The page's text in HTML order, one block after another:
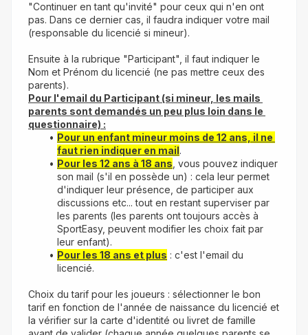
"Continuer en tant qu'invité" pour ceux qui n'en ont
pas. Dans ce dernier cas, il faudra indiquer votre mail
(responsable du licencié si mineur).
Ensuite à la rubrique "Participant", il faut indiquer le
Nom et Prénom du licencié (ne pas mettre ceux des
parents).
Pour l'email du Participant (si mineur, les mails
parents sont demandés un peu plus loin dans le
questionnaire) :
Pour un enfant mineur moins de 12 ans, il ne
faut rien indiquer en mail.
Pour les 12 ans à 18 ans , vous pouvez indiquer
son mail (s'il en possède un) : cela leur permet
d'indiquer leur présence, de participer aux
discussions etc... tout en restant superviser par
les parents (les parents ont toujours accès à
SportEasy, peuvent modifier les choix fait par
leur enfant).
Pour les 18 ans et plus : c'est l'email du
licencié.
Choix du tarif pour les joueurs : sélectionner le bon
tarif en fonction de l'année de naissance du licencié et
la vérifier sur la carte d'identité ou livret de famille